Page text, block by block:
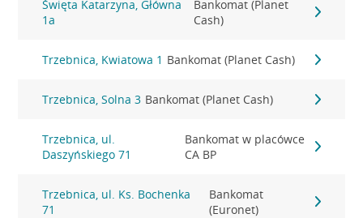
Święta Katarzyna, Główna
1a
Bankomat (Planet
Cash)
Trzebnica, Kwiatowa 1 Bankomat (Planet Cash)
Trzebnica, Solna 3 Bankomat (Planet Cash)
Trzebnica, ul.
Daszyńskiego 71
Bankomat w placówce
CA BP
Trzebnica, ul. Ks. Bochenka
71
Bankomat
(Euronet)